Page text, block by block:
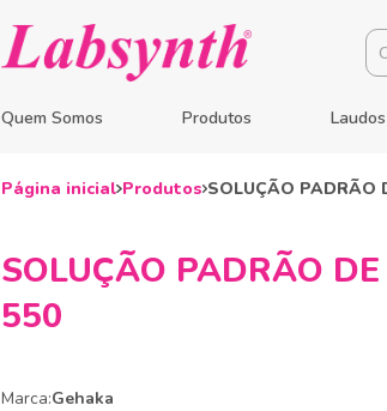
Quem Somos Produtos Laudos
Página inicial Produtos SOLUÇÃO PADRÃO
SOLUÇÃO PADRÃO
550
Marca:Gehaka